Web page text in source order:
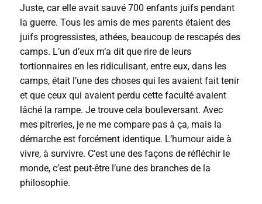
Juste, car elle avait sauvé 700 enfants juifs pendant
la guerre. Tous les amis de mes parents étaient des
juifs progressistes, athées, beaucoup de rescapés des
camps. L’un d’eux m’a dit que rire de leurs
tortionnaires en les ridiculisant, entre eux, dans les
camps, était l’une des choses qui les avaient fait tenir
et que ceux qui avaient perdu cette faculté avaient
lâché la rampe. Je trouve cela bouleversant. Avec
mes pitreries, je ne me compare pas à ça, mais la
démarche est forcément identique. L’humour aide à
vivre, à survivre. C’est une des façons de réfléchir le
monde, c’est peut-être l’une des branches de la
philosophie.